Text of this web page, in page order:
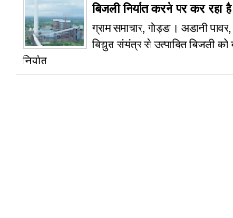
बिजली निर्यात करने पर कर रहा है
ग्राम समाचार, गोड्डा। अडानी
विद्युत संयंत्र से उत्पादित बिजली
निर्यात...